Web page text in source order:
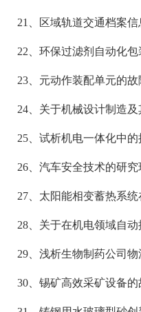
21、区域轨道交通档案信
22、环保过滤剂自动化包
23、元动作装配单元的故
24、关于机械设计制造及
25、试析机电一体化中的
26、汽车安全技术的研究
27、太阳能相变蓄热系统
28、关于在机电领域自动
29、浅析生物制药公司物
30、锡矿高效采矿设备的